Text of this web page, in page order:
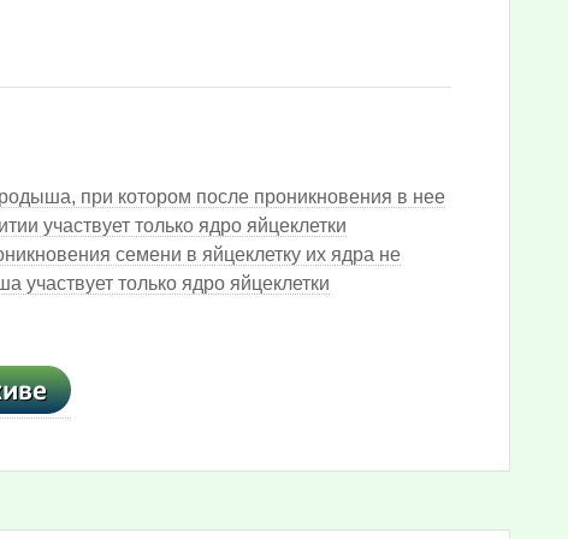
при котором после проникновения в нее
участвует только ядро яйцеклетки
семени в яйцеклетку их ядра не
только ядро яйцеклетки